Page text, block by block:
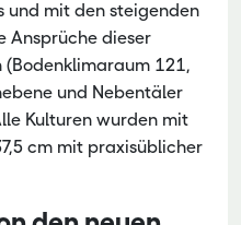
und mit den steigenden
Ansprüche dieser
(Bodenklimaraum 121,
und Nebentäler
Kulturen wurden mit
cm mit praxisüblicher